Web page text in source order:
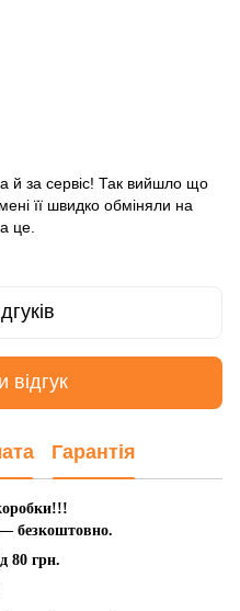
а й за сервіс! Так вийшло що
її швидко обміняли на
це.
відгук
Гарантія
безкоштовно.
80 грн.